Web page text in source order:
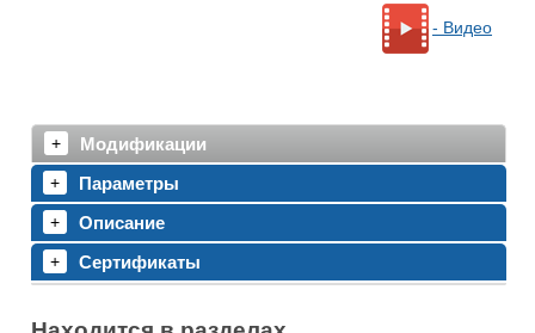
- Видео
Модификации
Параметры
Описание
Сертификаты